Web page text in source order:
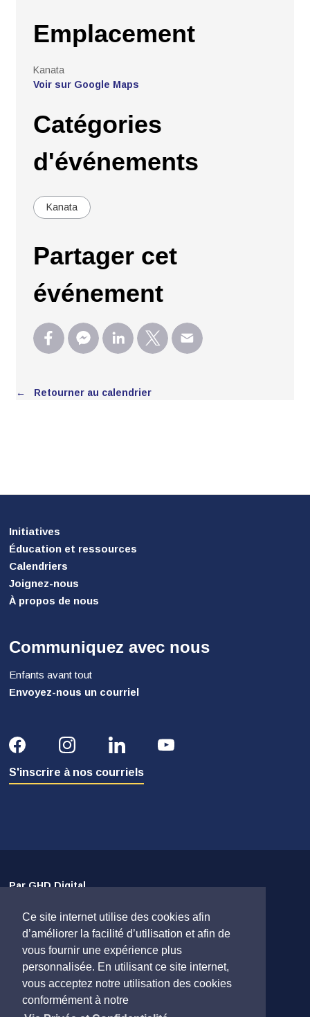
Ce site internet utilise des cookies afin
d’améliorer la facilité d’utilisation et afin de
vous fournir une expérience plus
personnalisée. En utilisant ce site internet,
vous acceptez notre utilisation des cookies
conformément à notre
Emplacement
Kanata
Voir sur Google Maps
Catégories
d'événements
Kanata
Partager cet
événement
← Retourner au calendrier
Initiatives
Éducation et ressources
Calendriers
Joignez-nous
À propos de nous
Communiquez avec nous
Enfants avant tout
Envoyez-nous un courriel
S'inscrire à nos courriels
Par GHD Digital
Avis de non-responsabilité
Protection des renseignements personnels
Plan du site
Contactez-nous